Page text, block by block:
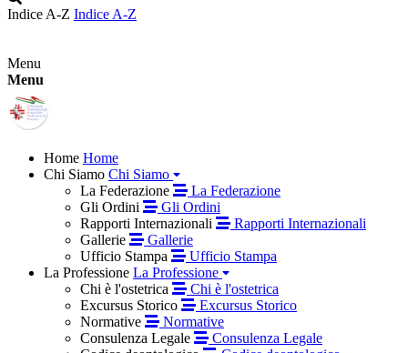
Indice A-Z Indice A-Z
Menu
Menu
Home Home
Chi Siamo Chi Siamo
La Federazione
La Federazione
Gli Ordini
Gli Ordini
Rapporti Internazionali
Rapporti Internazionali
Gallerie
Gallerie
Ufficio Stampa
Ufficio Stampa
La Professione La Professione
Chi è l'ostetrica
Chi è l'ostetrica
Excursus Storico
Excursus Storico
Normative
Normative
Consulenza Legale
Consulenza Legale